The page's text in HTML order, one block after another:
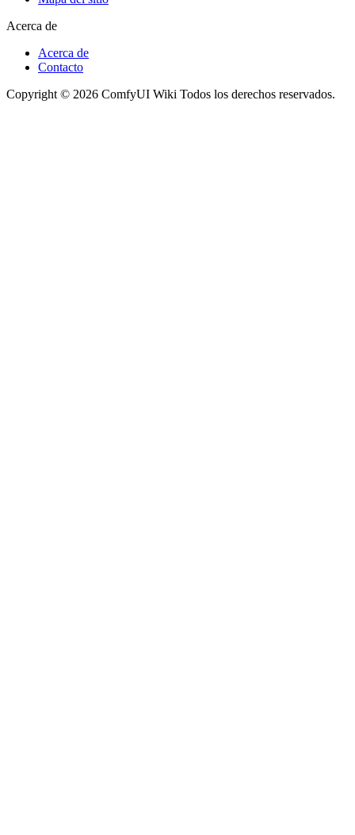
Acerca de
Acerca de
Contacto
Copyright © 2026 ComfyUI Wiki Todos los derechos reservados.